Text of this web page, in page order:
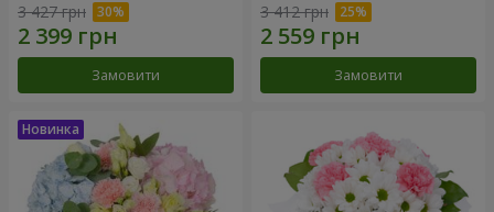
3 427 грн
Замовити
3 412 грн
Замовити